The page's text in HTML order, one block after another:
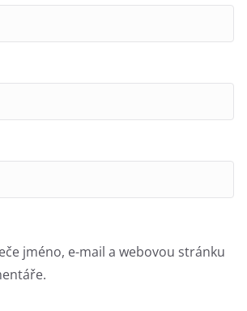
jméno, e-mail a webovou stránku